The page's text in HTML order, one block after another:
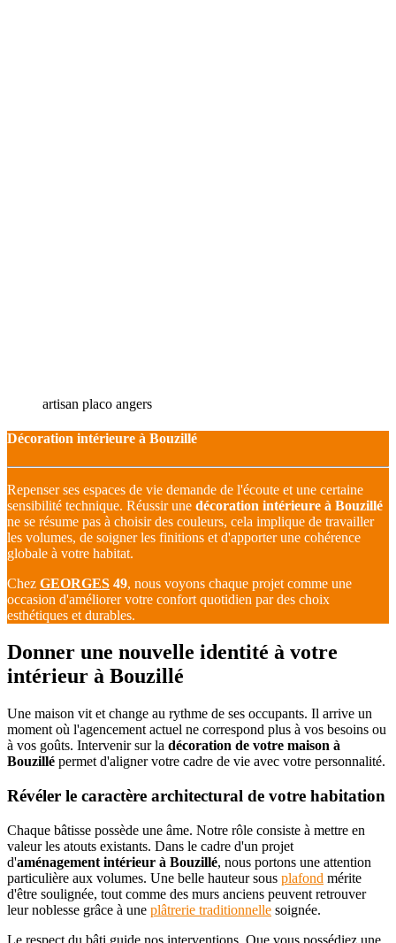
artisan placo angers
Décoration intérieure à Bouzillé
Repenser ses espaces de vie demande de l'écoute et une certaine
sensibilité technique. Réussir une décoration intérieure à Bouzillé
ne se résume pas à choisir des couleurs, cela implique de travailler
les volumes, de soigner les finitions et d'apporter une cohérence
globale à votre habitat.
Chez GEORGES 49, nous voyons chaque projet comme une
occasion d'améliorer votre confort quotidien par des choix
esthétiques et durables.
Donner une nouvelle identité à votre
intérieur à Bouzillé
Une maison vit et change au rythme de ses occupants. Il arrive un
moment où l'agencement actuel ne correspond plus à vos besoins ou
à vos goûts. Intervenir sur la décoration de votre maison à
Bouzillé permet d'aligner votre cadre de vie avec votre personnalité.
Révéler le caractère architectural de votre habitation
Chaque bâtisse possède une âme. Notre rôle consiste à mettre en
valeur les atouts existants. Dans le cadre d'un projet
d'aménagement intérieur à Bouzillé, nous portons une attention
particulière aux volumes. Une belle hauteur sous plafond mérite
d'être soulignée, tout comme des murs anciens peuvent retrouver
leur noblesse grâce à une plâtrerie traditionnelle soignée.
Le respect du bâti guide nos interventions. Que vous possédiez une